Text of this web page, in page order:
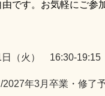
です。お気軽にご参
日（火） 16:30-19:15
2027年3月卒業・修了